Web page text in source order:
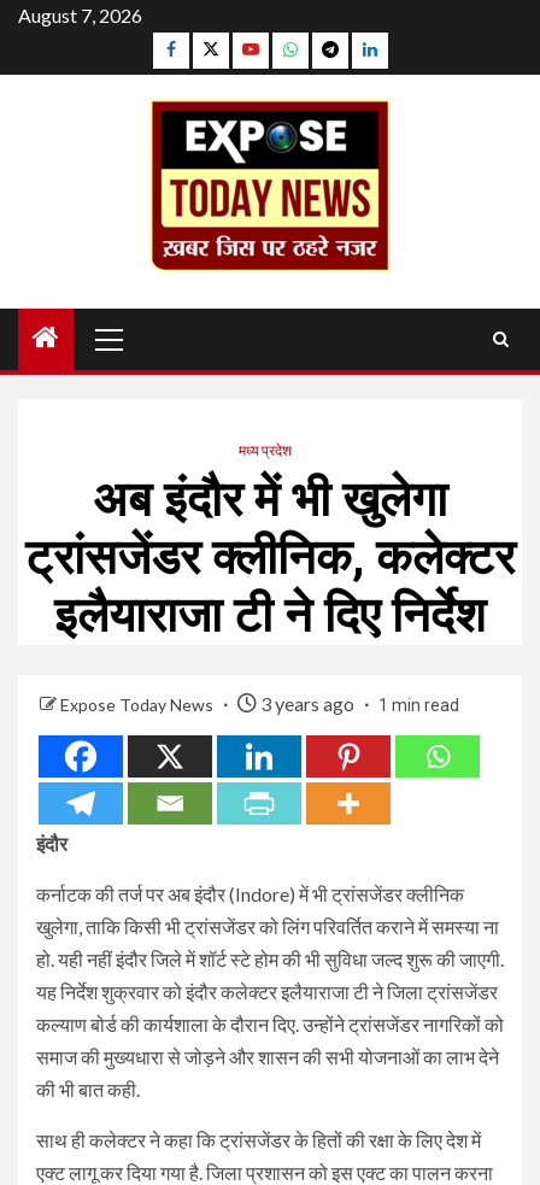
Skip
content
August 7, 2026
Facebook
TwitterYouTubeWhatsapp
TelegramLinkedin
Menu
मध्य प्रदेश
अब इंदौर में भी खुलेगा
ट्रांसजेंडर क्लीनिक, कलेक्टर
इलैयाराजा टी ने दिए निर्देश
Expose Today News 3 years ago 1 min read
इंदौर
कर्नाटक की तर्ज पर अब इंदौर (Indore) में भी ट्रांसजेंडर क्लीनिक
खुलेगा, ताकि किसी भी ट्रांसजेंडर को लिंग परिवर्तित कराने में समस्या ना
हो. यही नहीं इंदौर जिले में शॉर्ट स्टे होम की भी सुविधा जल्द शुरू की जाएगी.
यह निर्देश शुक्रवार को इंदौर कलेक्टर इलैयाराजा टी ने जिला ट्रांसजेंडर
कल्याण बोर्ड की कार्यशाला के दौरान दिए. उन्होंने ट्रांसजेंडर नागरिकों को
समाज की मुख्यधारा से जोड़ने और शासन की सभी योजनाओं का लाभ देने
की भी बात कही.
साथ ही कलेक्टर ने कहा कि ट्रांसजेंडर के हितों की रक्षा के लिए देश में
एक्ट लागू कर दिया गया है. जिला प्रशासन को इस एक्ट का पालन करना